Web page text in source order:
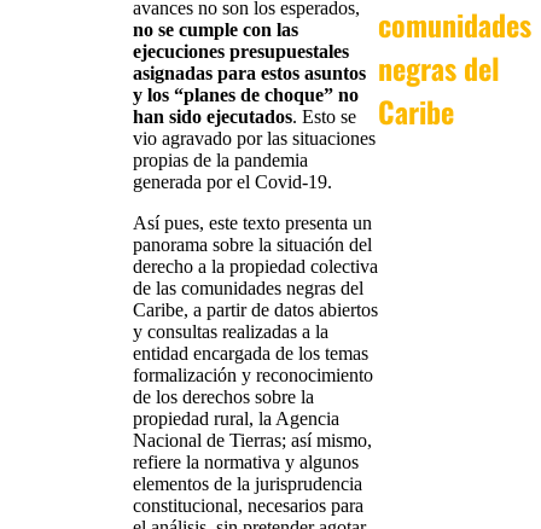
avances no son los esperados,
no se cumple con las
ejecuciones presupuestales
asignadas para estos asuntos
y los “planes de choque” no
han sido ejecutados. Esto se
vio agravado por las situaciones
propias de la pandemia
generada por el Covid-19.
Así pues, este texto presenta un
panorama sobre la situación del
derecho a la propiedad colectiva
de las comunidades negras del
Caribe, a partir de datos abiertos
y consultas realizadas a la
entidad encargada de los temas
formalización y reconocimiento
de los derechos sobre la
propiedad rural, la Agencia
Nacional de Tierras; así mismo,
refiere la normativa y algunos
elementos de la jurisprudencia
constitucional, necesarios para
comunidades
negras del
Caribe